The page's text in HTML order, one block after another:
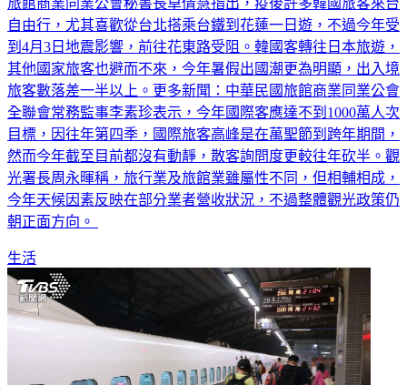
自由行，尤其喜歡從台北搭乘台鐵到花蓮一日遊，不過今年受
到4月3日地震影響，前往花東路受阻。韓國客轉往日本旅遊，
其他國家旅客也避而不來，今年暑假出國潮更為明顯，出入境
旅客數落差一半以上。更多新聞：中華民國旅館商業同業公會
全聯會常務監事李素珍表示，今年國際客應達不到1000萬人次
目標，因往年第四季，國際旅客高峰是在萬聖節到跨年期間，
然而今年截至目前都沒有動靜，散客詢問度更較往年砍半。觀
光署長周永暉稱，旅行業及旅館業雖屬性不同，但相輔相成，
今年天候因素反映在部分業者營收狀況，不過整體觀光政策仍
朝正面方向。